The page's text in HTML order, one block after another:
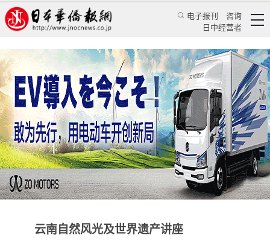
电子报刊
咨询
日中经营者
“中国云南节in东京”
云南自然风光及世界遗产讲座
华人新闻 活动讯息
日本华侨报 2022/7/22 14:06:18
云南自然风光及世界遗产讲座